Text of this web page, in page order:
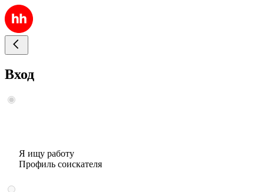
Вход
Я ищу работу
Профиль соискателя